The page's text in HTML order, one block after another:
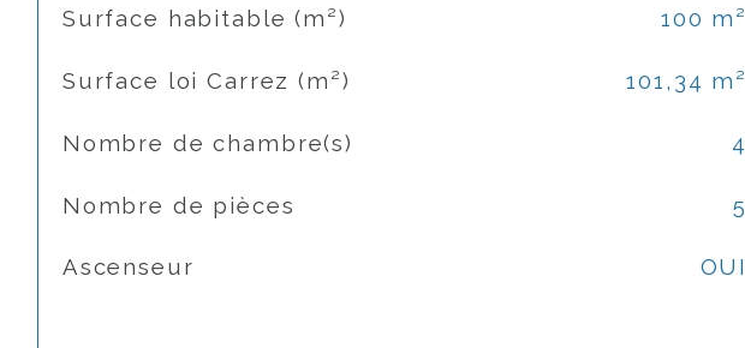
Surface habitable (m²) 100 m²
Surface loi Carrez (m²) 101,34 m²
Nombre de chambre(s) 4
Nombre de pièces 5
Ascenseur OUI